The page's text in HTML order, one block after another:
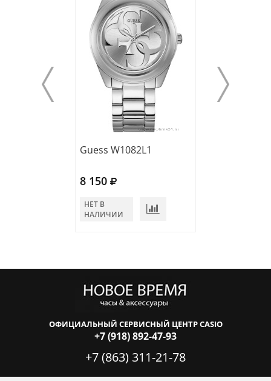
Guess W1082L1
8 150
НЕТ В
НАЛИЧИИ
ОФИЦИАЛЬНЫЙ СЕРВИСНЫЙ ЦЕНТР CASIO
+7 (918) 892-47-93
+7 (863) 311-21-78